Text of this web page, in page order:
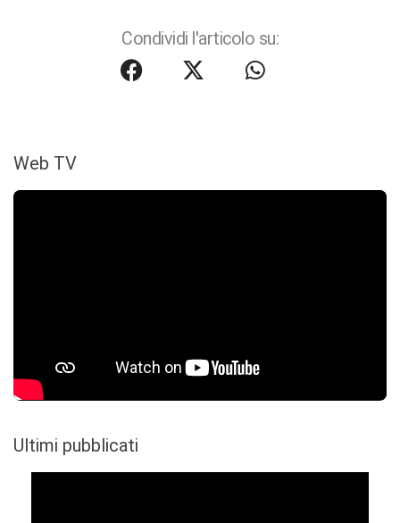
Condividi l'articolo su:
Web TV
Ultimi pubblicati